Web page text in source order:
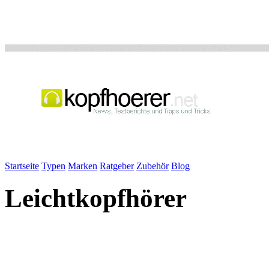
Startseite Typen Marken Ratgeber Zubehör Blog
Leichtkopfhörer